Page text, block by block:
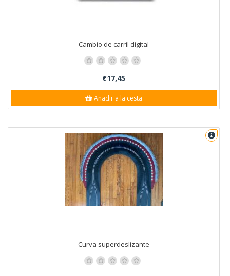
Cambio de carril digital
€17,45
Añadir a la cesta
Curva superdeslizante